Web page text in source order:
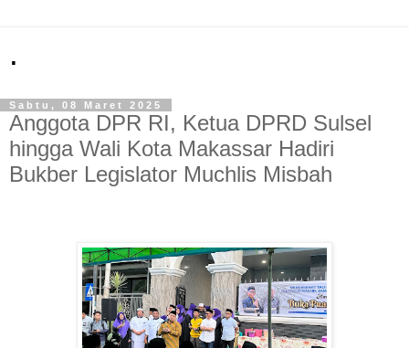
.
Sabtu, 08 Maret 2025
Anggota DPR RI, Ketua DPRD Sulsel
hingga Wali Kota Makassar Hadiri
Bukber Legislator Muchlis Misbah